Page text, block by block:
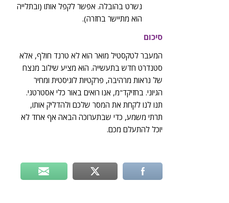
נשרט בהובלה. אפשר לקפל אותו (ובתלייה
הוא מתיישר בחזרה).
סיכום
המעבר לטקסטיל מואר הוא לא טרנד חולף, אלא
סטנדרט חדש בתעשייה. הוא מציע שילוב מנצח
של נראות מרהיבה, פרקטיות לוגיסטית ומחיר
הגיוני. בחזיקד"מ, אנו רואים באור כלי אסטרטגי.
תנו לנו לקחת את המסר שלכם ולהדליק אותו,
תרתי משמע, כדי שבתערוכה הבאה אף אחד לא
יוכל להתעלם מכם.